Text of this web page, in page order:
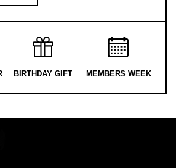
BIRTHDAY GIFT MEMBERS WEEK